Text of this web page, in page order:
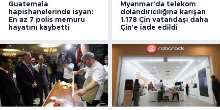
Guatemala
hapishanelerinde isyan:
En az 7 polis memuru
hayatını kaybetti
Myanmar'da telekom
dolandırıcılığına karışan
1.178 Çin vatandaşı daha
Çin'e iade edildi